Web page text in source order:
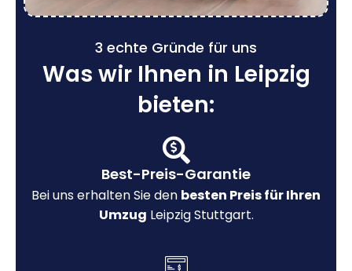
3 echte Gründe für uns
Was wir Ihnen in Leipzig
bieten:
Best-Preis-Garantie
Bei uns erhalten Sie den besten Preis für Ihren
Umzug Leipzig Stuttgart.